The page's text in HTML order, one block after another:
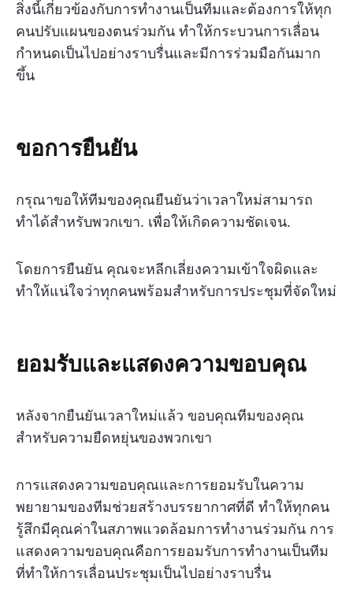
สิ่งนี้เกี่ยวข้องกับการทำงานเป็นทีมและต้องการให้ทุก
คนปรับแผนของตนร่วมกัน ทำให้กระบวนการเลื่อน
กำหนดเป็นไปอย่างราบรื่นและมีการร่วมมือกันมาก
ขึ้น
ขอการยืนยัน
กรุณาขอให้ทีมของคุณยืนยันว่าเวลาใหม่สามารถ
ทำได้สำหรับพวกเขา. เพื่อให้เกิดความชัดเจน.
โดยการยืนยัน คุณจะหลีกเลี่ยงความเข้าใจผิดและ
ทำให้แน่ใจว่าทุกคนพร้อมสำหรับการประชุมที่จัดใหม่
ยอมรับและแสดงความขอบคุณ
หลังจากยืนยันเวลาใหม่แล้ว ขอบคุณทีมของคุณ
สำหรับความยืดหยุ่นของพวกเขา
การแสดงความขอบคุณและการยอมรับในความ
พยายามของทีมช่วยสร้างบรรยากาศที่ดี ทำให้ทุกคน
รู้สึกมีคุณค่าในสภาพแวดล้อมการทำงานร่วมกัน การ
แสดงความขอบคุณคือการยอมรับการทำงานเป็นทีม
ที่ทำให้การเลื่อนประชุมเป็นไปอย่างราบรื่น